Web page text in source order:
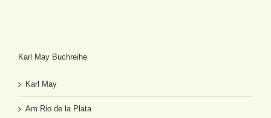
Karl May Buchreihe
Karl May
Am Rio de la Plata